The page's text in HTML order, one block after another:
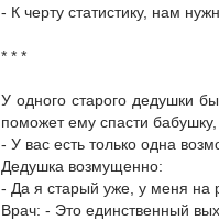
- К черту статистику, нам
* * *
У одного старого дедушки
поможет ему спасти
- У вас есть только одна
Дедушка возмущенно:
- Да я старый уже, у меня на
Врач: - Это единственный